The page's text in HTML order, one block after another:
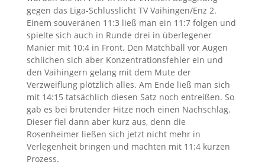
gegen das Liga-Schlusslicht TV Vaihingen/Enz 2.
Einem souveränen 11:3 ließ man ein 11:7 folgen und
spielte sich auch in Runde drei in überlegener
Manier mit 10:4 in Front. Den Matchball vor Augen
schlichen sich aber Konzentrationsfehler ein und
den Vaihingern gelang mit dem Mute der
Verzweiflung plötzlich alles. Am Ende ließ man sich
mit 14:15 tatsächlich diesen Satz noch entreißen. So
gab es bei brütender Hitze noch einen Nachschlag.
Dieser fiel dann aber kurz aus, denn die
Rosenheimer ließen sich jetzt nicht mehr in
Verlegenheit bringen und machten mit 11:4 kurzen
Prozess.